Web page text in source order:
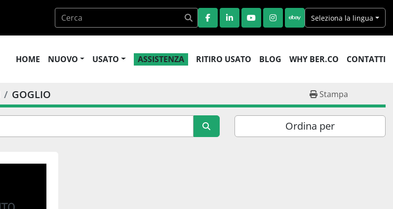
FACEBOOK
LINKEDINYOUTUBEINSTAGRAM
EBAYSeleziona la lingua
HOME NUOVO USATO ASSISTENZA RITIRO USATO BLOG WHY BER.CO CONTATTI
GOGLIO Stampa
Ordina per